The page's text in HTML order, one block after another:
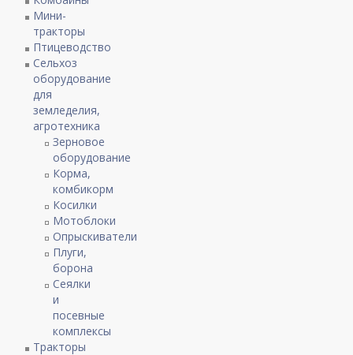
Мини-
тракторы
Птицеводство
Сельхоз
оборудование
для
земледелия,
агротехника
Зерновое
оборудование
Корма,
комбикорм
Косилки
Мотоблоки
Опрыскиватели
Плуги,
борона
Сеялки
и
посевные
комплексы
Тракторы